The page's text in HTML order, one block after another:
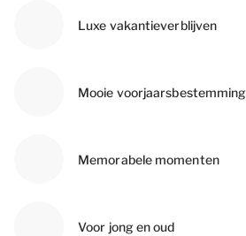
Luxe vakantieverblijven
Mooie voorjaarsbestemming
Memorabele momenten
Voor jong en oud